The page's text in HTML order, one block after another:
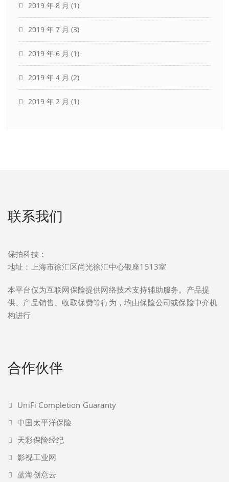
2019 年 8 月 (1)
2019 年 7 月 (3)
2019 年 6 月 (1)
2019 年 4 月 (2)
2019 年 2 月 (1)
联系我们
保拍科技：
地址：上海市徐汇区尚光徐汇中心银座1513室
本平台仅为互联网保险提供网络技术支持辅助服务。产品提
供、产品销售、收取保费等行为，均由保险公司或保险中介机
构进行
合作伙伴
UniFi Completion Guaranty
中国太平洋保险
天彩保险经纪
影视工业网
蓝海创意云